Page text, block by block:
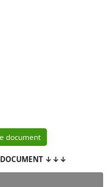
document
↓↓↓